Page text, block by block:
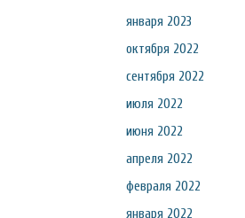
января 2023
октября 2022
сентября 2022
июля 2022
июня 2022
апреля 2022
февраля 2022
января 2022